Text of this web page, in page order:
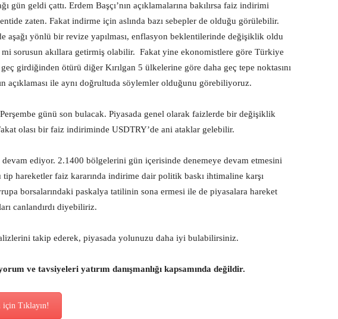
gün geldi çattı. Erdem Başçı’nın açıklamalarına bakılırsa faiz indirimi
zaten. Fakat indirme için aslında bazı sebepler de olduğu görülebilir.
aşağı yönlü bir revize yapılması, enflasyon beklentilerinde değişiklik oldu
sorusun akıllara getirmiş olabilir. Fakat yine ekonomistlere göre Türkiye
girdiğinden ötürü diğer Kırılgan 5 ülkelerine göre daha geç tepe noktasını
açıklaması ile aynı doğrultuda söylemler olduğunu görebiliyoruz.
günü son bulacak. Piyasada genel olarak faizlerde bir değişiklik
olası bir faiz indiriminde USDTRY’de ani ataklar gelebilir.
ediyor. 2.1400 bölgelerini gün içerisinde denemeye devam etmesini
hareketler faiz kararında indirime dair politik baskı ihtimaline karşı
borsalarındaki paskalya tatilinin sona ermesi ile de piyasalara hareket
canlandırdı diyebiliriz.
takip ederek, piyasada yolunuzu daha iyi bulabilirsiniz.
ve tavsiyeleri yatırım danışmanlığı kapsamında değildir.
için Tıklayın!